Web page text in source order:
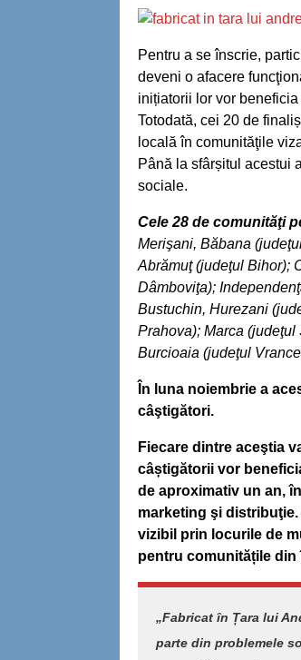
Pentru a se înscrie,
deveni o afacere
inițiatorii lor vor
Totodată, cei 20 de
locală în comunităţile
Până la sfârșitul acestui
sociale.
Cele 28 de comunităţi
Merişani, Băbana
Abrămuţ (judeţul Bihor);
Dâmboviţa);
Bustuchin, Hurezani
Prahova); Marca
Burcioaia (judeţul
În luna noiembrie a
câştigători.
Fiecare dintre aceştia
câștigătorii vor
de aproximativ un an,
marketing şi
vizibil prin locurile de
pentru comunitățile din
„Fabricat în Țara lui
parte din problemele